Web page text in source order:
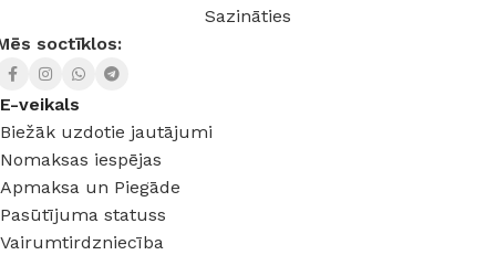
Sazināties
soctīklos:
E-veikals
Biežāk uzdotie jautājumi
Nomaksas iespējas
Apmaksa un Piegāde
Pasūtījuma statuss
Vairumtirdzniecība